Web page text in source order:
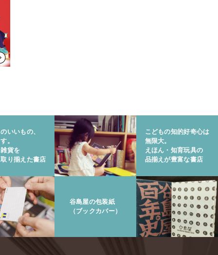
いいもの、
。
貨を
り揃えた書店
こどもの知的好奇心は
無限大。
えほん・知育玩具の
品揃えが豊富な書店
谷島屋の包装紙
（ブックカバー）